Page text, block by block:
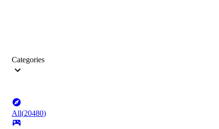
Categories
All(20480)